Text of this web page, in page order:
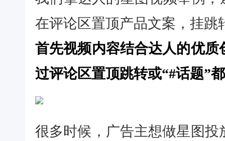
在评论区置顶产品文案，挂跳
首先视频内容结合达人的优
过评论区置顶跳转或“#话题”
很多时候，广告主想做星图